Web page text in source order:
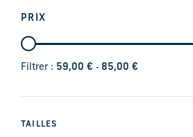
PRIX
Filtrer : 59,00 € - 85,00 €
TAILLES